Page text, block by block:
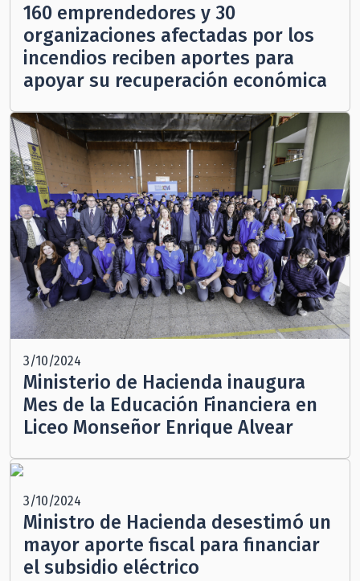
160 emprendedores y 30
organizaciones afectadas por los
incendios reciben aportes para
apoyar su recuperación económica
3/10/2024
Ministerio de Hacienda inaugura
Mes de la Educación Financiera en
Liceo Monseñor Enrique Alvear
3/10/2024
Ministro de Hacienda desestimó un
mayor aporte fiscal para financiar
el subsidio eléctrico